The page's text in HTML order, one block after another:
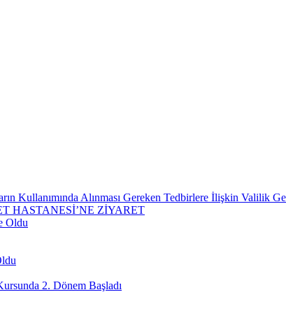
Kullanımında Alınması Gereken Tedbirlere İlişkin Valilik
HASTANESİ’NE ZİYARET
Oldu
2. Dönem Başladı